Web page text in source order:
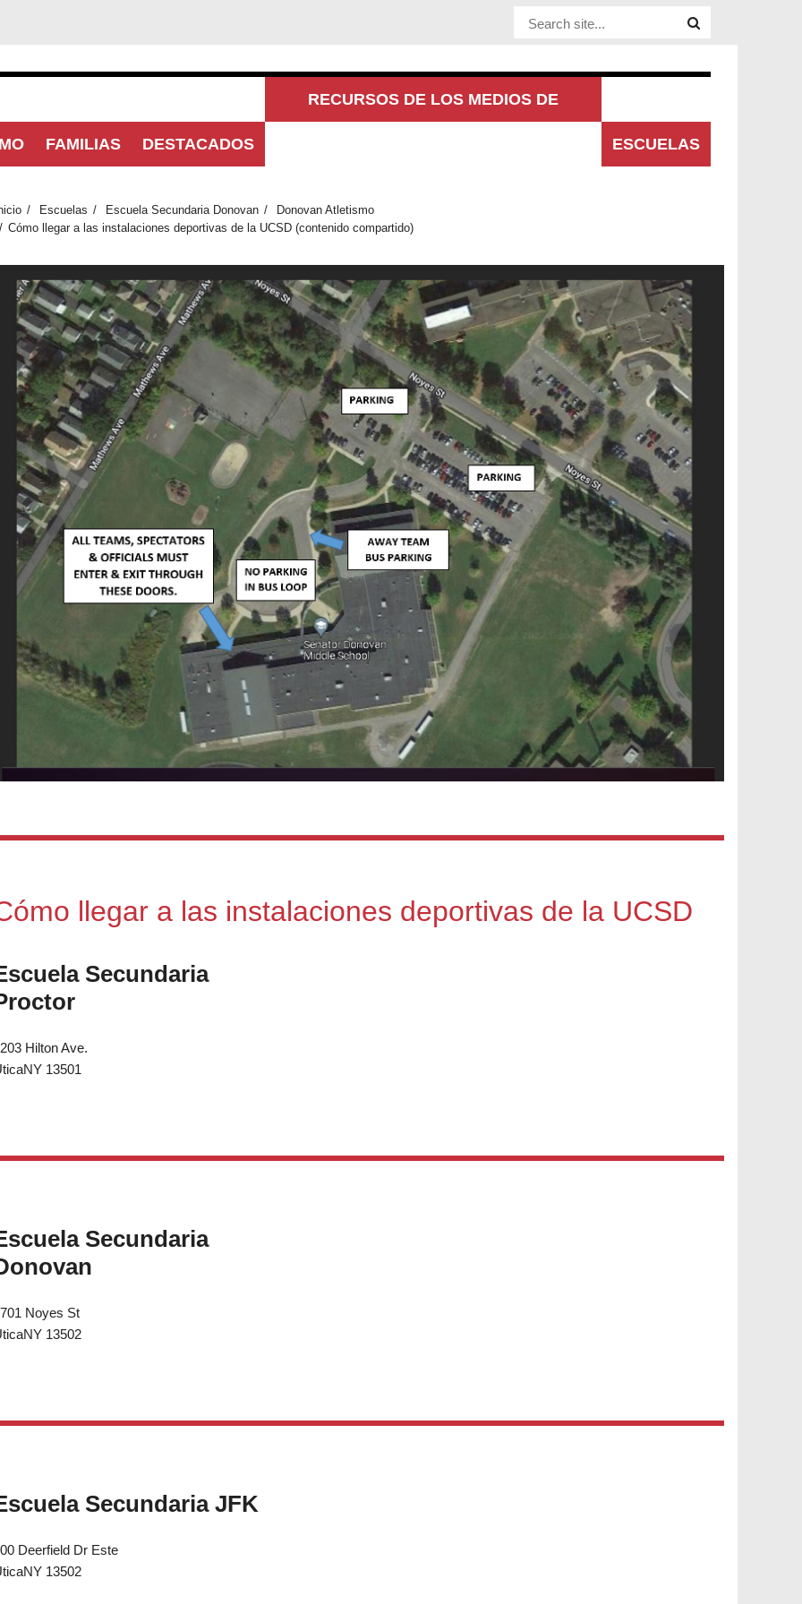
Website Site
FAMILIAS DESTACADOS
RECURSOS DE LOS MEDIOS DE
ESCUELAS
Escuelas Escuela Secundaria Donovan
Donovan Atletismo
Cómo llegar a las instalaciones deportivas de la UCSD (contenido compartido)
llegar a las instalaciones deportivas de la UCSD
Secundaria
Hilton Ave.
13501
Secundaria
Noyes St
13502
Secundaria JFK
Deerfield Dr Este
13502